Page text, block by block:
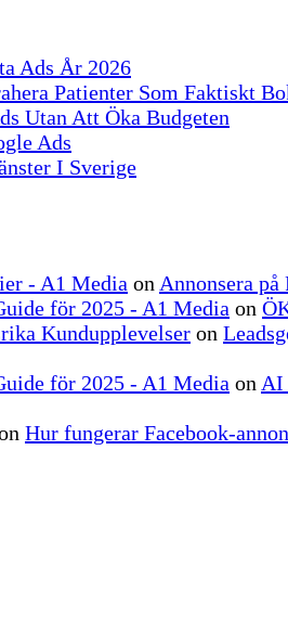
Ads År 2026
Patienter Som Faktiskt
Utan Att Öka Budgeten
Ads
I Sverige
- A1 Media on Annonsera
för 2025 - A1 Media on
Kundupplevelser on
för 2025 - A1 Media on AI
Hur fungerar Facebook-